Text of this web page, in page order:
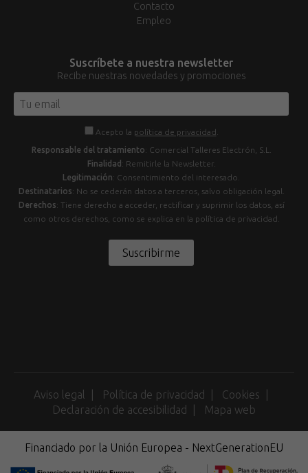
Contacto
Empleo
Suscríbete a nuestra newsletter
Recibe nuestras novedades y promociones
Acepto la política de privacidad
Responsable del tratamiento: Comercial Talleres Electrón, S.L.
Finalidad : Remitirle la Newsletter.
Legitimación: Consentimiento del interesado.
Destinatarios: No se cederán datos a terceros, salvo obligación legal.
Derechos: Tiene derecho a acceder, rectificar y suprimir los datos, así
como otros derechos, como se explica en la política de privacidad.
Suscribirme
Aviso legal Política de privacidad
Cookies
Declaración de accesibilidad
Mapa web
Financiado por la Unión Europea - NextGenerationEU